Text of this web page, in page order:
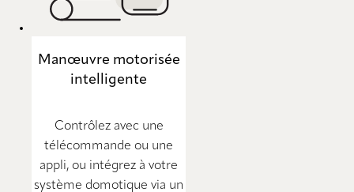
Manœuvre motorisée
intelligente
Contrôlez avec une
télécommande ou une
appli, ou intégrez à votre
système domotique via un